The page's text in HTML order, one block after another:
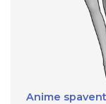
Anime